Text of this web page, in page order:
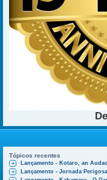
Tópicos recentes
Lançamento - Kotaro, an
Lançamento - Jornada Perigosa